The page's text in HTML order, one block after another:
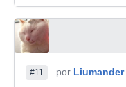
#11 por Liumander